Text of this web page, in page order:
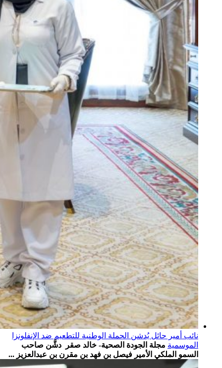
نائب أمير حائل يُدشن الحملة الوطنية للتطعيم ضد الإنفلونزا
الموسمية مجلة الجودة الصحية- خالد صقر دشَّن صاحب
السمو الملكي الأمير فيصل بن فهد بن مقرن بن عبدالعزيز ...